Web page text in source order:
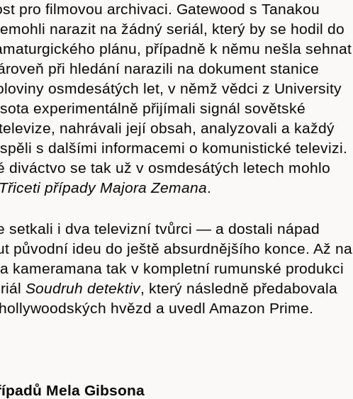
pro filmovou archivaci. Gatewood s Tanakou
narazit na žádný seriál, který by se hodil do
plánu, případně k němu nešla sehnat
při hledání narazili na dokument stanice
osmdesátých let, v němž vědci z University
experimentálně přijímali signál sovětské
nahrávali její obsah, analyzovali a každý
s dalšími informacemi o komunistické televizi.
diváctvo se tak už v osmdesátých letech mohlo
Třiceti případy Majora Zemana.
setkali i dva televizní tvůrci — a dostali nápad
původní ideu do ještě absurdnějšího konce. Až na
kameramana tak v kompletní rumunské produkci
Soudruh detektiv, který následně předabovala
hvězd a uvedl Amazon Prime.
Mela Gibsona